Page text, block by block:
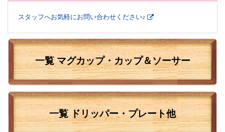
スタッフへお気軽にお問い合わせください♪
一覧 マグカップ・カップ＆ソーサー
一覧ドリッパー・プレート他